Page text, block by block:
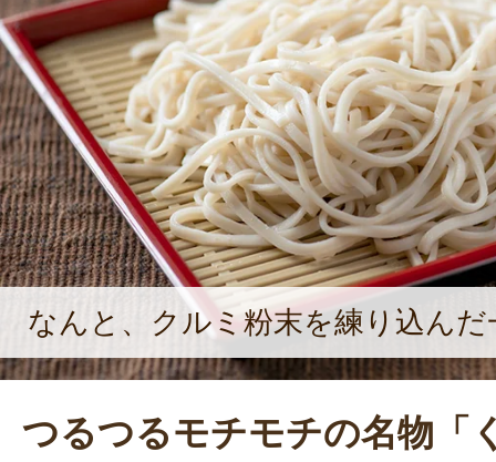
た」という水戸さん。当時は、店を
う。それでも、今では、この仕事に
じている。「器が綺麗に返ってくる
いですね」と言って笑う顔には、充
からも、来てくださる方の期待を裏
しいものを提供し続けたい」と、熱
なんと、クルミ粉末を練り込んだ
つるつるモチモチの名物「